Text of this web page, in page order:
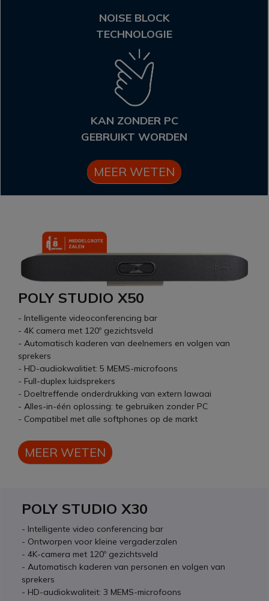
NOISE BLOCK
TECHNOLOGIE
KAN ZONDER PC
GEBRUIKT WORDEN
MEER WETEN
POLY STUDIO X50
- Intelligente videoconferencing bar
- 4K camera met 120º gezichtsveld
- Automatisch kaderen van deelnemers en volgen van
sprekers
- HD-audiokwalitiet: 5 MEMS-microfoons
- Full-duplex luidsprekers
- Doeltreffende onderdrukking van extern lawaai
- Alles-in-één oplossing: te gebruiken zonder PC
- Compatibel met alle softphones op de markt
MEER WETEN
POLY STUDIO X30
- Intelligente video conferencing bar
- Ontworpen voor kleine vergaderzalen
- 4K-camera met 120º gezichtsveld
- Automatisch kaderen van personen en volgen van
sprekers
- HD-audiokwaliteit: 3 MEMS-microfoons